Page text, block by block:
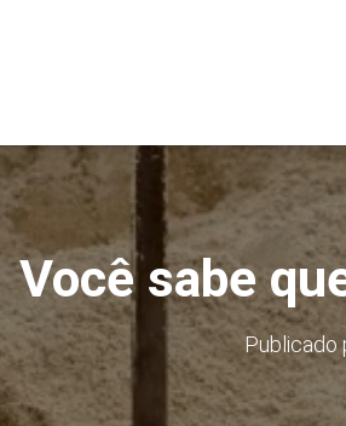
Você sabe
Publicado